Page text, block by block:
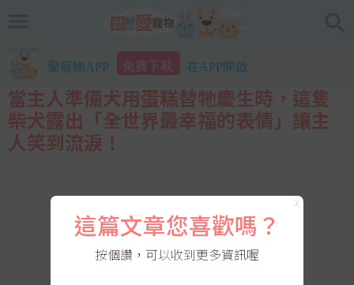
愛寵物APP 免費下載 在APP開啟
當主人準備犬用蛋糕替牠慶生時，這隻
柴犬露出「全世界最幸福的表情」讓主
人笑到流淚！
X
這篇文章您喜歡嗎？
按個讚，可以收到更多資訊喔